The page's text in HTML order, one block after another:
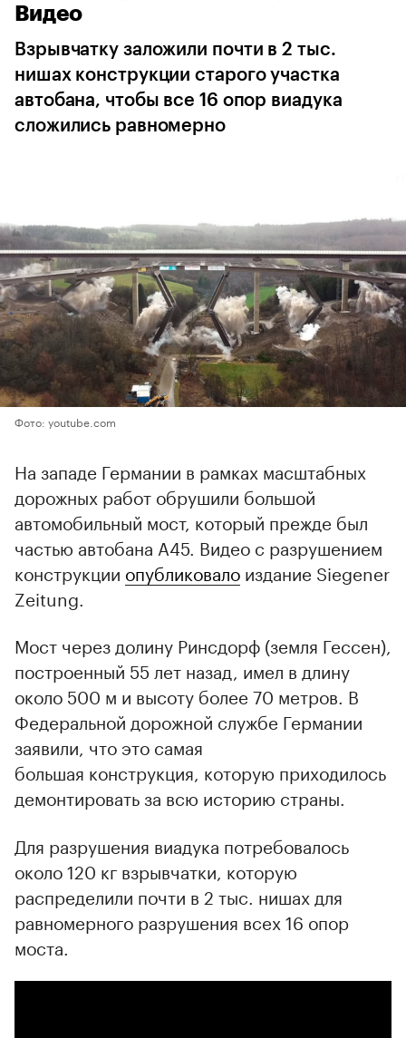
Видео
Взрывчатку заложили почти в 2 тыс.
нишах конструкции старого участка
автобана, чтобы все 16 опор виадука
сложились равномерно
Фото: youtube.com
На западе Германии в рамках масштабных
дорожных работ обрушили большой
автомобильный мост, который прежде был
частью автобана A45. Видео с разрушением
конструкции опубликовало издание Siegener
Zeitung.
Мост через долину Ринсдорф (земля Гессен),
построенный 55 лет назад, имел в длину
около 500 м и высоту более 70 метров. В
Федеральной дорожной службе Германии
заявили, что это самая
большая конструкция, которую приходилось
демонтировать за всю историю страны.
Для разрушения виадука потребовалось
около 120 кг взрывчатки, которую
распределили почти в 2 тыс. нишах для
равномерного разрушения всех 16 опор
моста.